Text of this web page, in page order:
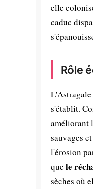
elle
caduc
Rôle
L'Astragale
s'établit.
améliorant
sauvages
l'érosion
que le
sèches où